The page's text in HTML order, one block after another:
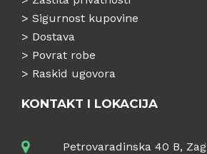
> Sigurnost kupovine
> Dostava
> Povrat robe
> Raskid ugovora
KONTAKT I LOKACIJA
Petrovaradinska 40 B,